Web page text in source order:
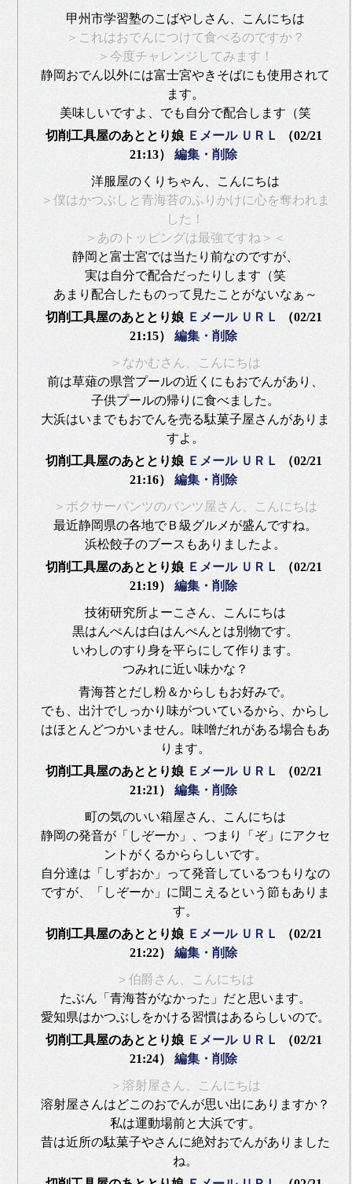
甲州市学習塾のこばやしさん、こんにちは
＞これはおでんにつけて食べるのですか？
＞今度チャレンジしてみます！
静岡おでん以外には富士宮やきそばにも使用されて
ます。
美味しいですよ、でも自分で配合します（笑
切削工具屋のあととり娘 Ｅメール ＵＲＬ
（02/21
21:13）編集・削除
洋服屋のくりちゃん、こんにちは
＞僕はかつぶしと青海苔のふりかけに心を奪われま
した！
＞あのトッピングは最強ですね＞＜
静岡と富士宮では当たり前なのですが、
実は自分で配合だったりします（笑
あまり配合したものって見たことがないなぁ～
切削工具屋のあととり娘 Ｅメール ＵＲＬ
（02/21
21:15）編集・削除
＞なかむさん、こんにちは
前は草薙の県営プールの近くにもおでんがあり、
子供プールの帰りに食べました。
大浜はいまでもおでんを売る駄菓子屋さんがありま
すよ。
切削工具屋のあととり娘 Ｅメール ＵＲＬ
（02/21
21:16）編集・削除
＞ボクサーパンツのパンツ屋さん、こんにちは
最近静岡県の各地でＢ級グルメが盛んですね。
浜松餃子のブースもありましたよ。
切削工具屋のあととり娘 Ｅメール ＵＲＬ
（02/21
21:19）編集・削除
技術研究所よーこさん、こんにちは
黒はんぺんは白はんぺんとは別物です。
いわしのすり身を平らにして作ります。
つみれに近い味かな？
青海苔とだし粉＆からしもお好みで。
でも、出汁でしっかり味がついているから、からし
はほとんどつかいません。味噌だれがある場合もあ
ります。
切削工具屋のあととり娘 Ｅメール ＵＲＬ
（02/21
21:21）編集・削除
町の気のいい箱屋さん、こんにちは
静岡の発音が「しぞーか」、つまり「ぞ」にアクセ
ントがくるかららしいです。
自分達は「しずおか」って発音しているつもりなの
ですが、「しぞーか」に聞こえるという節もありま
す。
切削工具屋のあととり娘 Ｅメール ＵＲＬ
（02/21
21:22）編集・削除
＞伯爵さん、こんにちは
たぶん「青海苔がなかった」だと思います。
愛知県はかつぶしをかける習慣はあるらしいので。
切削工具屋のあととり娘 Ｅメール ＵＲＬ
（02/21
21:24）編集・削除
＞溶射屋さん、こんにちは
溶射屋さんはどこのおでんが思い出にありますか？
私は運動場前と大浜です。
昔は近所の駄菓子やさんに絶対おでんがありました
ね。